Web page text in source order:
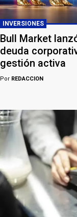
INVERSIONES
Bull Market
deuda
gestión activa
Por REDACCION